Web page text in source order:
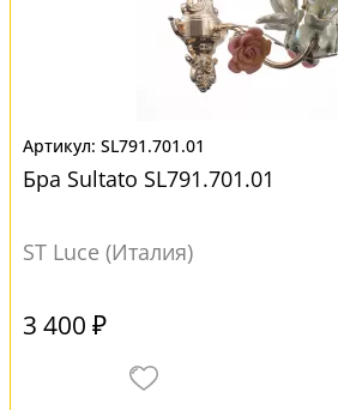
SL791.701.01
Бра Sultato SL791.701.01
ST Luce (Италия)
3 400 ₽